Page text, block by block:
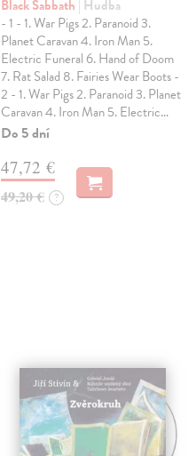
Black Sabbath | Hudba
- 1 - 1. War Pigs 2. Paranoid 3.
Planet Caravan 4. Iron Man 5.
Electric Funeral 6. Hand of Doom
7. Rat Salad 8. Fairies Wear Boots -
2 - 1. War Pigs 2. Paranoid 3. Planet
Caravan 4. Iron Man 5. Electric…
Do 5 dní
47,72 €
49,20 € ?